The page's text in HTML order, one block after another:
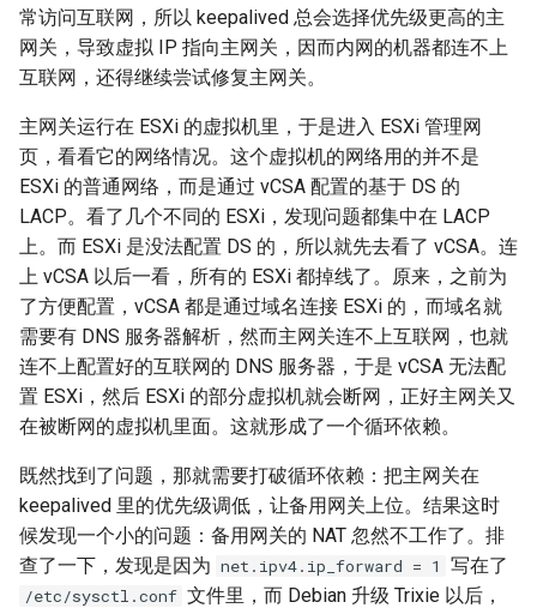
2014
software
system
常访问互联网，所以 keepalived 总会选择优先级更高的主
网关，导致虚拟 IP 指向主网关，因而内网的机器都连不上
互联网，还得继续尝试修复主网关。
主网关运行在 ESXi 的虚拟机里，于是进入 ESXi 管理网
页，看看它的网络情况。这个虚拟机的网络用的并不是
ESXi 的普通网络，而是通过 vCSA 配置的基于 DS 的
LACP。看了几个不同的 ESXi，发现问题都集中在 LACP
上。而 ESXi 是没法配置 DS 的，所以就先去看了 vCSA。连
上 vCSA 以后一看，所有的 ESXi 都掉线了。原来，之前为
了方便配置，vCSA 都是通过域名连接 ESXi 的，而域名就
需要有 DNS 服务器解析，然而主网关连不上互联网，也就
连不上配置好的互联网的 DNS 服务器，于是 vCSA 无法配
置 ESXi，然后 ESXi 的部分虚拟机就会断网，正好主网关又
在被断网的虚拟机里面。这就形成了一个循环依赖。
既然找到了问题，那就需要打破循环依赖：把主网关在
keepalived 里的优先级调低，让备用网关上位。结果这时
候发现一个小的问题：备用网关的 NAT 忽然不工作了。排
查了一下，发现是因为 net.ipv4.ip_forward = 1 写在了
/etc/sysctl.conf 文件里，而 Debian 升级 Trixie 以后，